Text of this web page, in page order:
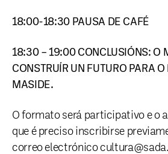
18:00-18:30 PAUSA DE CAFÉ
18:30 – 19:00 CONCLUSIÓNS: O
CONSTRUÍR UN FUTURO PARA
MASIDE.
O formato será participativo e o
que é preciso inscribirse
correo electrónico